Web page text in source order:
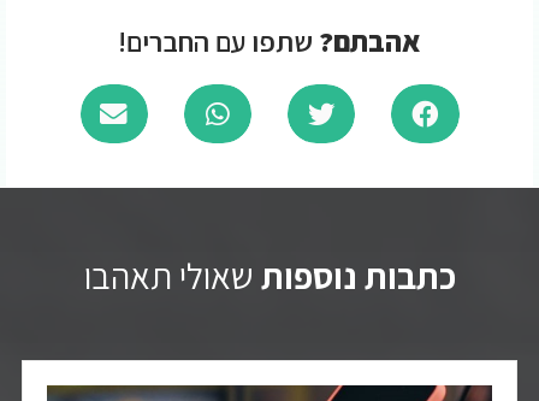
אהבתם? שתפו עם החברים!
כתבות נוספות שאולי תאהבו